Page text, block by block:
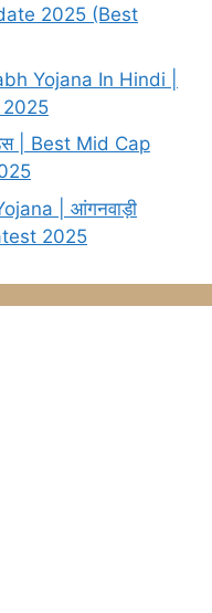
2025 (Best
Yojana In Hindi |
2025
| Best Mid Cap
| आंगनवाड़ी
2025